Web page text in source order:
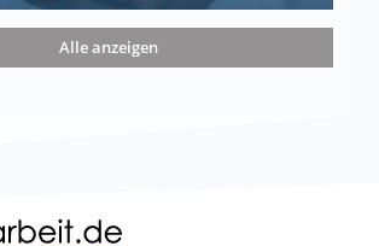
Alle anzeigen